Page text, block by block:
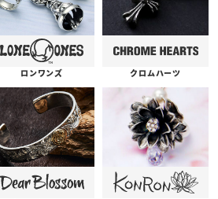
ロンワンズ クロムハーツ